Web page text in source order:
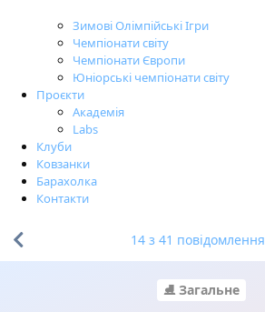
Зимові Олімпійські Ігри
Чемпіонати світу
Чемпіонати Європи
Юніорські чемпіонати світу
Проєкти
Академія
Labs
Клуби
Ковзанки
Барахолка
Контакти
⛸ Загальне
14з 41 повідомлення